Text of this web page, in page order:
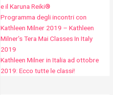
e il Karuna Reiki®
Programma degli incontri con
Kathleen Milner 2019 – Kathleen
Milner’s Tera Mai Classes In Italy
2019
Kathleen Milner in Italia ad ottobre
2019: Ecco tutte le classi!